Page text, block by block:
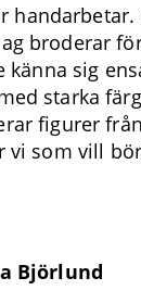
broderar
känna sig
starka
figurer
vi som vill
Björlund